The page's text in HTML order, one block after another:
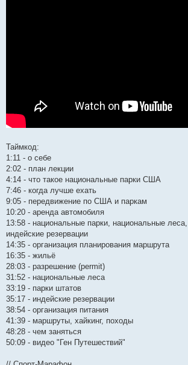
Таймкод:
1:11 - о себе
2:02 - план лекции
4:14 - что такое национальные парки США
7:46 - когда лучше ехать
9:05 - передвижение по США и паркам
10:20 - аренда автомобиля
13:58 - национальные парки, национальные леса,
индейские резервации
14:35 - организация планирования маршрута
16:35 - жильё
28:03 - разрешение (permit)
31:52 - национальные леса
33:19 - парки штатов
35:17 - индейские резервации
38:54 - организация питания
41:39 - маршруты, хайкинг, походы
48:28 - чем заняться
50:09 - видео "Ген Путешествий"